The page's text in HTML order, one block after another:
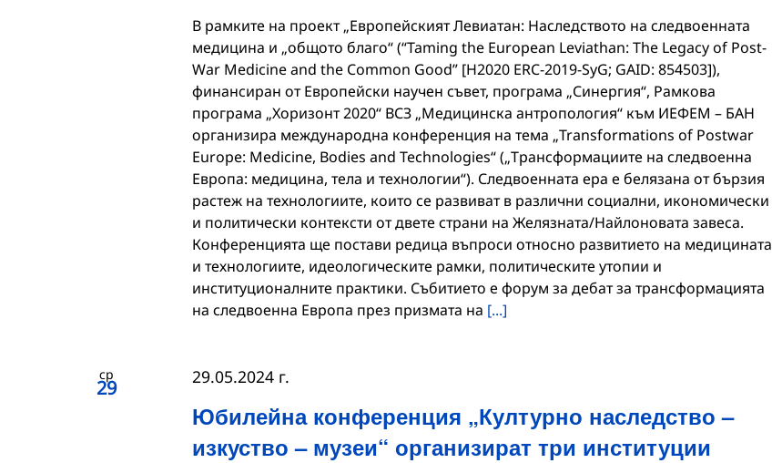
В рамките на проект „Европейският Левиатан: Наследството на следвоенната
медицина и „общото благо“ (“Taming the European Leviathan: The Legacy of Post-
War Medicine and the Common Good” [H2020 ERC-2019-SyG; GAID: 854503]),
финансиран от Европейски научен съвет, програма „Синергия“, Рамкова
програма „Хоризонт 2020“ ВСЗ „Медицинска антропология“ към ИЕФЕМ – БАН
организира международна конференция на тема „Transformations of Postwar
Europe: Medicine, Bodies and Technologies“ („Трансформациите на следвоенна
Европа: медицина, тела и технологии“). Следвоенната ера е белязана от бързия
растеж на технологиите, които се развиват в различни социални, икономически
и политически контексти от двете страни на Желязната/Найлоновата завеса.
Конференцията ще постави редица въпроси относно развитието на медицината
и технологиите, идеологическите рамки, политическите утопии и
институционалните практики. Събитието е форум за дебат за трансформацията
на следвоенна Европа през призмата на [...]
ср
29
Юбилейна конференция „Културно наследство –
изкуство – музеи“ организират три институции
29.05.2024 г.